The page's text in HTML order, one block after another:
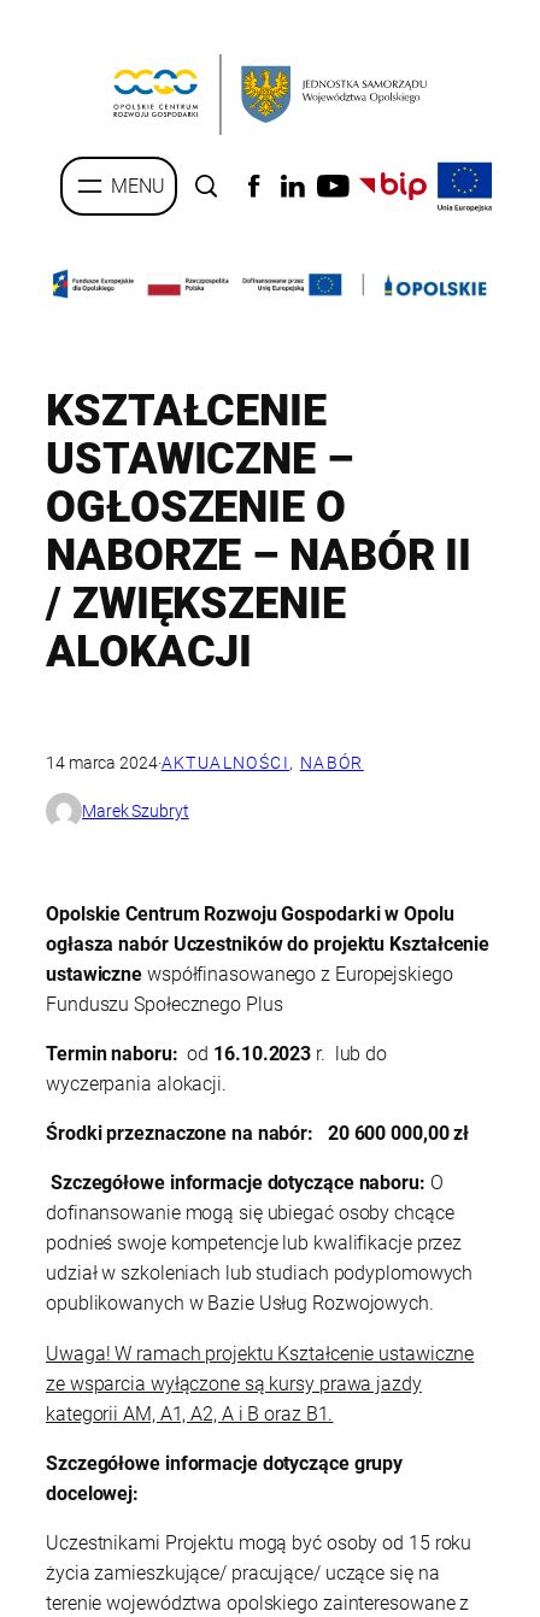
KSZTAŁCENIE
USTAWICZNE –
OGŁOSZENIE O
NABORZE – NABÓR II
/ ZWIĘKSZENIE
ALOKACJI
14 marca 2024·AKTUALNOŚCI, NABÓR
Marek Szubryt
Opolskie Centrum Rozwoju Gospodarki w Opolu
ogłasza nabór Uczestników do projektu Kształcenie
ustawiczne współfinasowanego z Europejskiego
Funduszu Społecznego Plus
Termin naboru:od 16.10.2023 r. lub do
wyczerpania alokacji.
Środki przeznaczone na nabór: 20 600 000,00 zł
Szczegółowe informacje dotyczące naboru: O
dofinansowanie mogą się ubiegać osoby chcące
podnieś swoje kompetencje lub kwalifikacje przez
udział w szkoleniach lub studiach podyplomowych
opublikowanych w Bazie Usług Rozwojowych.
Uwaga! W ramach projektu Kształcenie ustawiczne
ze wsparcia wyłączone są kursy prawa jazdy
kategorii AM, A1, A2, A i B oraz B1.
Szczegółowe informacje dotyczące grupy
docelowej:
Uczestnikami Projektu mogą być osoby od 15 roku
życia zamieszkujące/ pracujące/ uczące się na
terenie województwa opolskiego zainteresowane z